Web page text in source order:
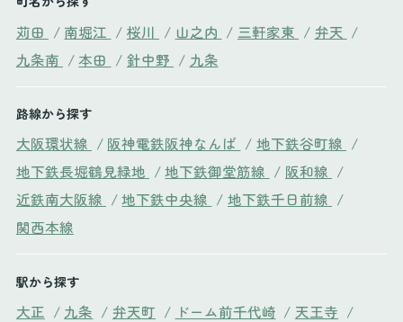
苅田 / 南堀江 / 桜川 / 山之内 / 三軒家東 / 弁天 /
九条南 / 本田 / 針中野 / 九条
路線から探す
大阪環状線 / 阪神電鉄阪神なんば / 地下鉄谷町線 /
地下鉄長堀鶴見緑地 / 地下鉄御堂筋線 / 阪和線 /
近鉄南大阪線 / 地下鉄中央線 / 地下鉄千日前線 /
関西本線
駅から探す
大正 / 九条 / 弁天町 / ドーム前千代崎 / 天王寺 /